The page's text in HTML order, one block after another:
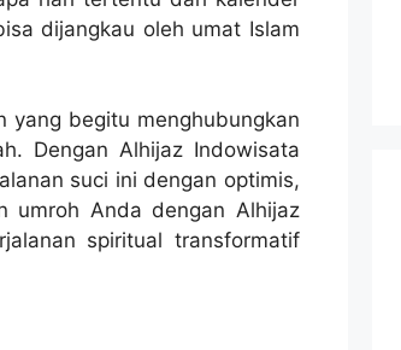
dijangkau oleh umat Islam
yang begitu menghubungkan
Dengan Alhijaz Indowisata
suci ini dengan optimis,
umroh Anda dengan Alhijaz
spiritual transformatif